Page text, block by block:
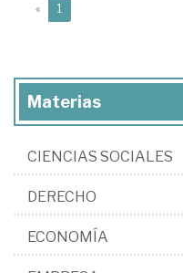
« 1
Materias
CIENCIAS SOCIALES
DERECHO
ECONOMÍA